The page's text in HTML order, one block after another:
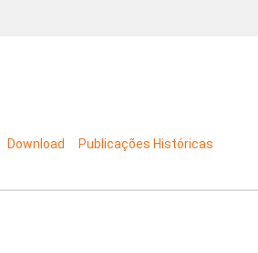
Download Publicações Históricas